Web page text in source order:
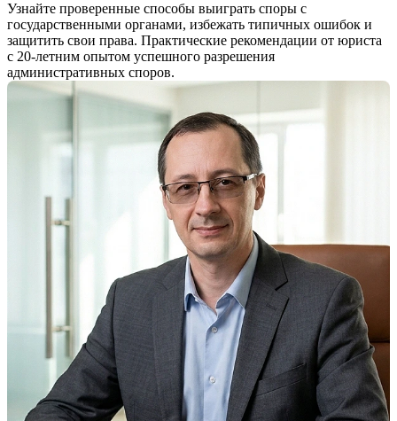
Узнайте проверенные способы выиграть споры с
государственными органами, избежать типичных ошибок и
защитить свои права. Практические рекомендации от юриста
с 20-летним опытом успешного разрешения
административных споров.